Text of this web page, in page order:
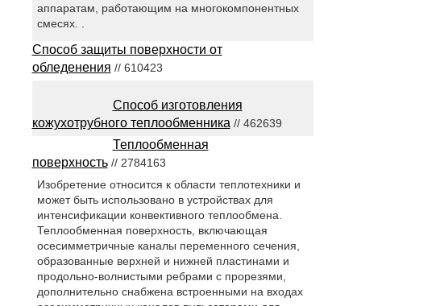
аппаратам, работающим на многокомпонентных
смесях. .
Способ защиты поверхности от
обледенения // 610423
Способ изготовления
кожухотрубного теплообменника // 462639
Теплообменная
поверхность// 2784163
Изобретение относится к области теплотехники и
может быть использовано в устройствах для
интенсификации конвективного теплообмена.
Теплообменная поверхность, включающая
осесимметричные каналы переменного сечения,
образованные верхней и нижней пластинами и
продольно-волнистыми ребрами с прорезями,
дополнительно снабжена встроенными на входах